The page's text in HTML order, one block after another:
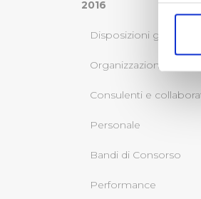
per
2016
Disposizioni generali
Organizzazione
Consulenti e
Personale
Bandi di Consorso
Performance